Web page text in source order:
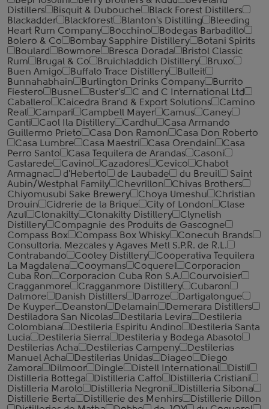
Distillers
Bisquit & Dubouche
Black Forest Distillers
Blackadder
Blackforest Blanton's Distilling
Bleeding
Heart Rum Company
Bocchino
Bodegas Barbadillo
Bolero & Co
Bombay Sapphire Distillery
Botani Spirits
Boulard
Bowmore Bresca Dorada
Bristol Classic
Rum
Brugal & Co Bruichladdich Distillery
Bruxo
Buen Amigo
Buffalo Trace Distillery
Bulleit
Bunnahabhain
Burlington Drinks Company
Burrito
Fiestero
Busnel Buster's
C and C International Ltd
Caballero
Caicedra Brand & Export Solutions
Camino
Real
Campari Campbell Mayer Camus
Caney
Canti
Caol Ila Distillery Cardhu
Casa Armando
Guillermo Prieto
Casa Don Ramon
Casa Don Roberto
Casa Lumbre
Casa Maestri Casa Orendain
Casa
Perro Santo
Casa Tequilera de Arandas
Casoni
Castarede
Cavino Cazadores Cevico
Chabot
Armagnac
d'Heberto de Laubade du Breuil
Saint
Aubin/Westphal Family
Chevrillon
Chivas Brothers
Chiyomusubi Sake Brewery
Choya Umeshu
Christian
Drouin
Cidrerie de la Brique City of London
Clase
Azul
Clonakilty Clonakilty Distillery
Clynelish
Distillery
Compagnie des Produits de Gascogne
Compass Box
Compass Box Whisky
Conecuh Brands
Consultoria. Mezcales y Agaves Metl S.P.R. de R.L.
Contrabando
Cooley Distillery
Cooperativa Tequilera
La Magdalena
Cooymans Coquerel
Corporacion
Cuba Ron
Corporacion Cuba Ron S.A.
Courvoisier
Cragganmore
Cragganmore Distillery
Cubaron
Dalmore
Danish Distillers Darroze
Dartigalongue
De Kuyper
Deanston Delamain
Demerara Distillers
Destiladora San Nicolas
Destilaria Levira
Destileria
Colombiana
Destileria Espiritu Andino
Destileria Santa
Lucia
Destileria Sierra
Destileria y Bodega Abasolo
Destilerias Acha
Destilerias Campeny
Destilerias
Manuel Acha
Destilerias Unidas Diageo
Diego
Zamora
Dilmoor Dingle Distell International
Distil
Distilleria Bottega
Distilleria Caffo
Distilleria Cristiani
Distilleria Marolo
Distilleria Negroni
Distilleria Sibona
Distillerie Berta
Distillerie des Menhirs
Distillerie Dillon